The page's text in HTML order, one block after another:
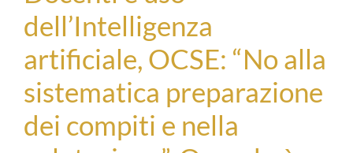
dell’Intelligenza
artificiale, OCSE: “No alla
sistematica preparazione
dei compiti e nella